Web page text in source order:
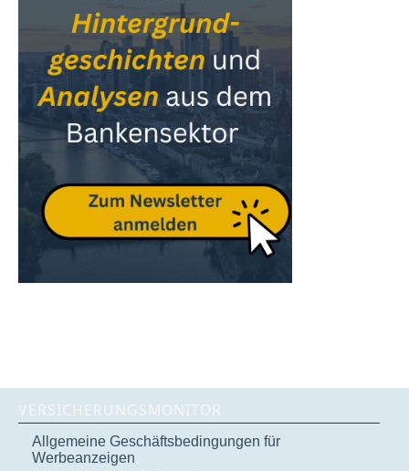
VERSICHERUNGSMONITOR
Allgemeine Geschäftsbedingungen für
Werbeanzeigen